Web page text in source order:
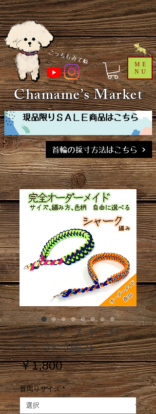
ME
NU
Chamame’s Market
現品限りＳＡＬＥ商品はこちら
首輪の採寸方法はこちら
​こっちもみてね
ﾊｰﾌﾁｮｰｸ ｵｰﾀﾞｰﾒｲ
ﾄﾞ ｼｬｰｸ編み
￥1,800価
格
首周りサイズ *